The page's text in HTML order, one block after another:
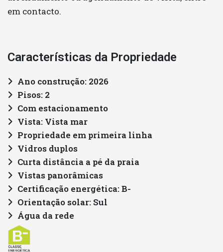
em contacto.
Características da Propriedade
Ano construção: 2026
Pisos: 2
Com estacionamento
Vista: Vista mar
Propriedade em primeira linha
Vidros duplos
Curta distância a pé da praia
Vistas panorâmicas
Certificação energética: B-
Orientação solar: Sul
Água da rede